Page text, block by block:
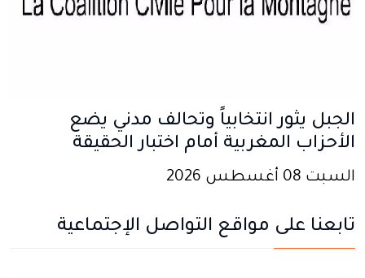
الجبل يثور انتخابياً وتحالف مدني يضع
الأحزاب المغربية أمام اختبار الحقيقة
السبت 08 أغسطس 2026
تابعنا على مواقع التواصل الإجتماعية